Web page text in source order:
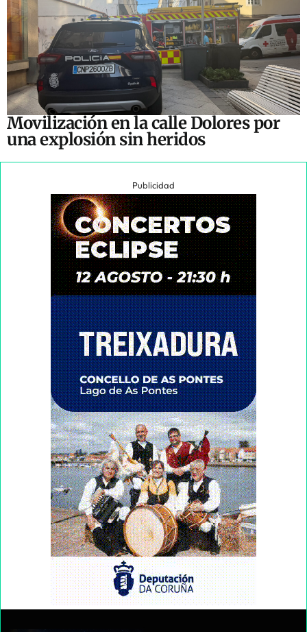
Movilización en la calle Dolores por
una explosión sin heridos
Publicidad